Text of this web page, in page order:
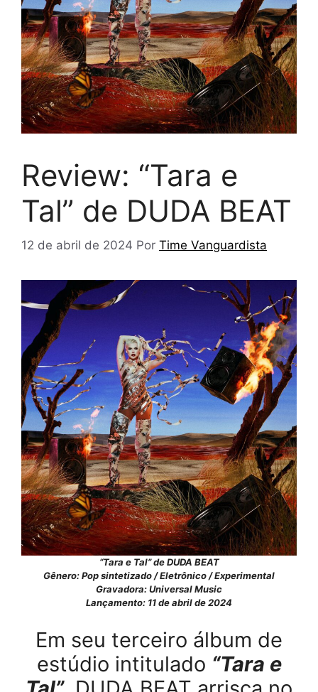
Review: “Tara e
Tal” de DUDA BEAT
12 de abril de 2024 Por Time Vanguardista
“Tara e Tal” de DUDA BEAT
Gênero: Pop sintetizado / Eletrônico / Experimental
Gravadora: Universal Music
Lançamento: 11 de abril de 2024
Em seu terceiro álbum de
estúdio intitulado “Tara e